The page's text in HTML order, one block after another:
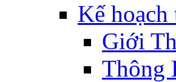
Kế
Giới
Thông